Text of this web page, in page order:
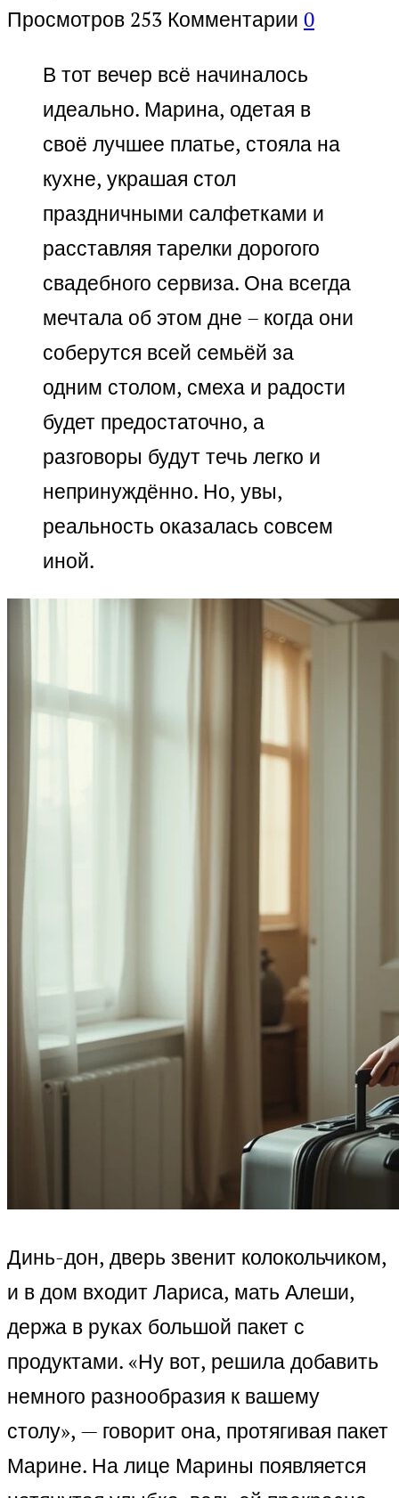
Просмотров 253 Комментарии 0
В тот вечер всё начиналось
идеально. Марина, одетая в
своё лучшее платье, стояла на
кухне, украшая стол
праздничными салфетками и
расставляя тарелки дорогого
свадебного сервиза. Она всегда
мечтала об этом дне – когда они
соберутся всей семьёй за
одним столом, смеха и радости
будет предостаточно, а
разговоры будут течь легко и
непринуждённо. Но, увы,
реальность оказалась совсем
иной.
Динь-дон, дверь звенит колокольчиком,
и в дом входит Лариса, мать Алеши,
держа в руках большой пакет с
продуктами. «Ну вот, решила добавить
немного разнообразия к вашему
столу», — говорит она, протягивая пакет
Марине. На лице Марины появляется